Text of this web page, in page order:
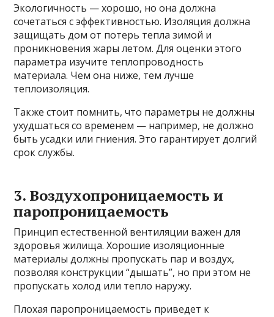
Экологичность — хорошо, но она должна
сочетаться с эффективностью. Изоляция должна
защищать дом от потерь тепла зимой и
проникновения жары летом. Для оценки этого
параметра изучите теплопроводность
материала. Чем она ниже, тем лучше
теплоизоляция.
Также стоит помнить, что параметры не должны
ухудшаться со временем — например, не должно
быть усадки или гниения. Это гарантирует долгий
срок службы.
3. Воздухопроницаемость и
паропроницаемость
Принцип естественной вентиляции важен для
здоровья жилища. Хорошие изоляционные
материалы должны пропускать пар и воздух,
позволяя конструкции “дышать”, но при этом не
пропускать холод или тепло наружу.
Плохая паропроницаемость приведет к